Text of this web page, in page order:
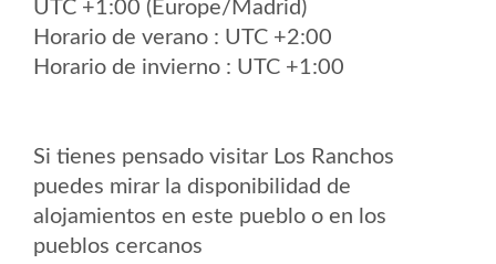
UTC +1:00 (Europe/Madrid)
Horario de verano : UTC +2:00
Horario de invierno : UTC +1:00
Si tienes pensado visitar Los Ranchos
puedes mirar la disponibilidad de
alojamientos en este pueblo o en los
pueblos cercanos